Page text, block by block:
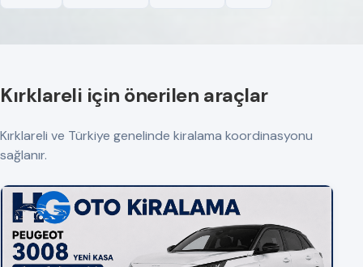
Kırklareli için önerilen araçlar
Kırklareli ve Türkiye genelinde kiralama koordinasyonu
sağlanır.